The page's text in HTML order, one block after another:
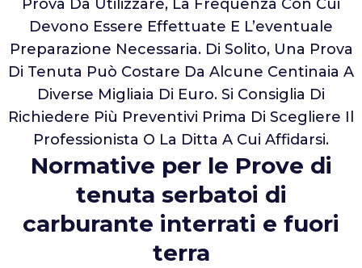
Prova Da Utilizzare, La Frequenza Con Cui
Devono Essere Effettuate E L’eventuale
Preparazione Necessaria. Di Solito, Una Prova
Di Tenuta Può Costare Da Alcune Centinaia A
Diverse Migliaia Di Euro. Si Consiglia Di
Richiedere Più Preventivi Prima Di Scegliere Il
Professionista O La Ditta A Cui Affidarsi.
Normative per le Prove di
tenuta serbatoi di
carburante interrati e fuori
terra